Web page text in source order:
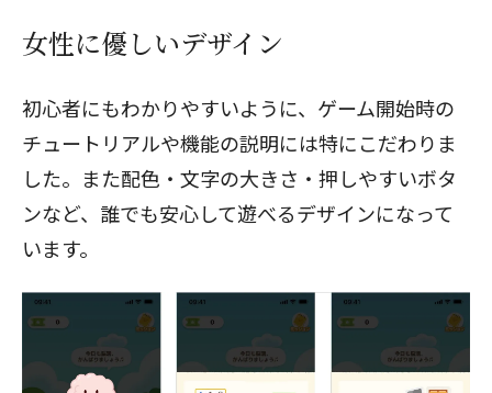
女性に優しいデザイン
初心者にもわかりやすいように、ゲーム開始時の
チュートリアルや機能の説明には特にこだわりま
した。また配色・文字の大きさ・押しやすいボタ
ンなど、誰でも安心して遊べるデザインになって
います。